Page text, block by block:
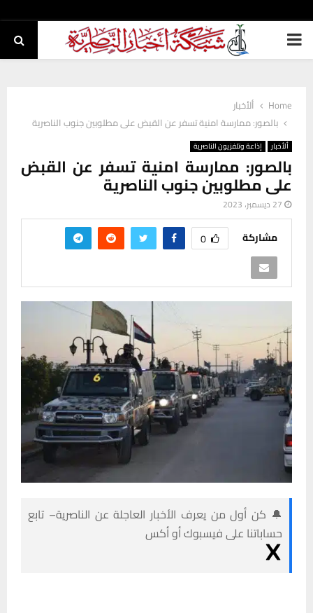
PRIMARY
Home
ألأخبار
بالصور: ممارسة امنية تسفر عن القبض على مطلوبين جنوب الناصرية
ألأخبار إذاعة وتلفزيون الناصرية
بالصور: ممارسة امنية تسفر عن القبض
على مطلوبين جنوب الناصرية
27 ديسمبر، 2023
مشاركة 0
🔔 كن أول من يعرف الأخبار العاجلة عن الناصرية– تابع
حساباتنا على فيسبوك أو أكس